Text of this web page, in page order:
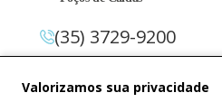
Valorizamos sua privacidade
(35) 3729-9200